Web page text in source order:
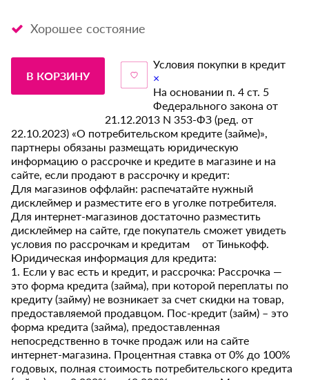
Хорошее состояние
В КОРЗИНУ
Условия покупки в кредит
×
На основании п. 4 ст. 5
Федерального закона от
21.12.2013 N 353-ФЗ (ред. от
22.10.2023) «О потребительском кредите (займе)»,
партнеры обязаны размещать юридическую
информацию о рассрочке и кредите в магазине и на
сайте, если продают в рассрочку и кредит:
Для магазинов оффлайн: распечатайте нужный
дисклеймер и разместите его в уголке потребителя.
Для интернет-магазинов достаточно разместить
дисклеймер на сайте, где покупатель сможет увидеть
условия по рассрочкам и кредитам от Тинькофф.
Юридическая информация для кредита:
1. Если у вас есть и кредит, и рассрочка: Рассрочка —
это форма кредита (займа), при которой переплаты по
кредиту (займу) не возникает за счет скидки на товар,
предоставляемой продавцом. Пос-кредит (займ) – это
форма кредита (займа), предоставленная
непосредственно в точке продаж или на сайте
интернет-магазина. Процентная ставка от 0% до 100%
годовых, полная стоимость потребительского кредита